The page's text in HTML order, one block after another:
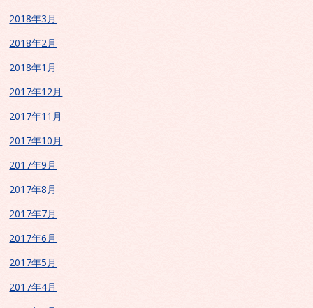
2018年3月
2018年2月
2018年1月
2017年12月
2017年11月
2017年10月
2017年9月
2017年8月
2017年7月
2017年6月
2017年5月
2017年4月